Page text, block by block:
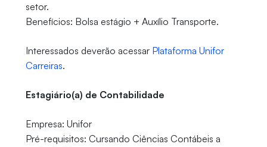
setor.
Benefícios: Bolsa estágio + Auxílio Transporte.
Interessados deverão acessar Plataforma Unifor
Carreiras.
Estagiário(a) de Contabilidade
Empresa: Unifor
Pré-requisitos: Cursando Ciências Contábeis a